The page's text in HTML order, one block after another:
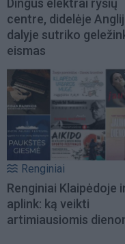
Dingus elektrai ryšių
centre, didelėje
dalyje sutriko
eismas
Renginiai
Renginiai Klaipėdoje
aplink: ką veikti
artimiausiomis